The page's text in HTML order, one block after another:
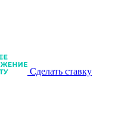
Сделать ставку